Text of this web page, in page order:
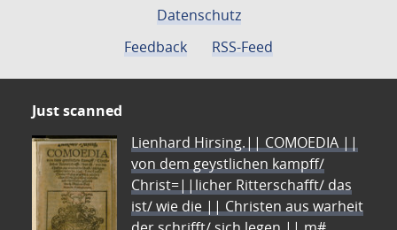
Datenschutz
Feedback
RSS-Feed
Just scanned
Lienhard Hirsing.|| COMOEDIA ||
von dem geystlichen kampff/
Christ=||licher Ritterschafft/ das
ist/ wie die || Christen aus warheit